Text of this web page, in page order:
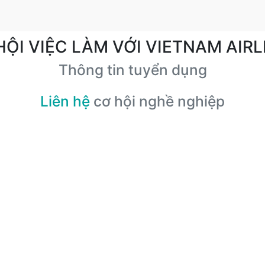
VIỆC LÀM VỚI VIETNAM
Thông tin tuyển dụng
Liên hệ cơ hội nghề nghiệp